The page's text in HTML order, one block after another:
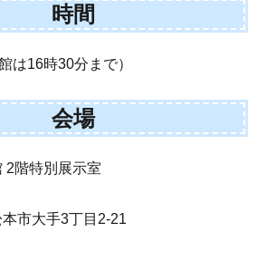
時間
は16時30分まで）
会場
2階特別展示室
市大手3丁目2-21